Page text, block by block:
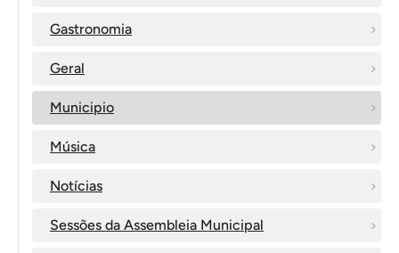
Gastronomia
Geral
Municipio
Música
Notícias
Sessões da Assembleia Municipal